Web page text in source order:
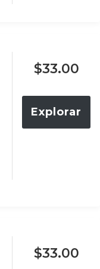
$33.00
Explorar
$33.00